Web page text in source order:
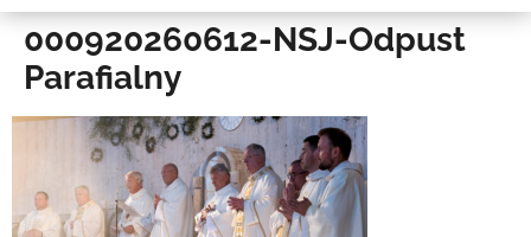
000920260612-NSJ-Odpust
Parafialny